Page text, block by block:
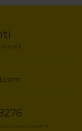
venerdì
dal proprio operatore